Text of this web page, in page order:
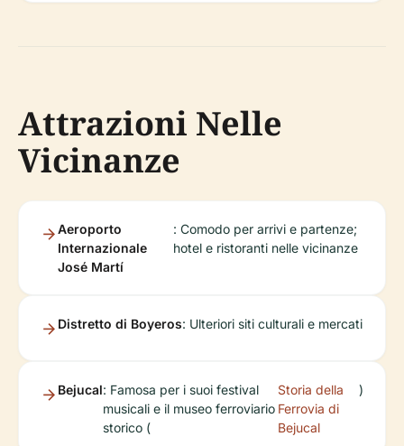
Attrazioni Nelle
Vicinanze
Aeroporto
Internazionale
José Martí
: Comodo per arrivi e partenze;
hotel e ristoranti nelle vicinanze
Distretto di Boyeros: Ulteriori siti culturali e mercati
Bejucal: Famosa per i suoi festival
musicali e il museo ferroviario
storico (
Storia della
Ferrovia di
Bejucal
)